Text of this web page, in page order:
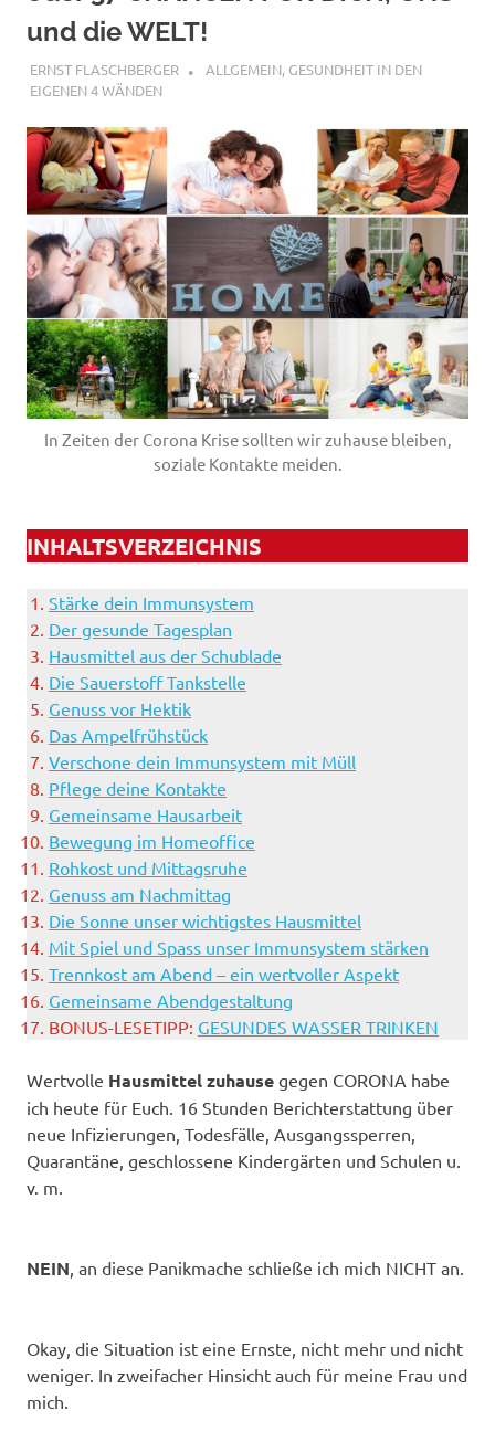
und die WELT!
27. MÄRZ 2020
ERNST FLASCHBERGER ALLGEMEIN, GESUNDHEIT IN DEN
EIGENEN 4 WÄNDEN
In Zeiten der Corona Krise sollten wir zuhause bleiben,
soziale Kontakte meiden.
INHALTSVERZEICHNIS
Stärke dein Immunsystem
Der gesunde Tagesplan
Hausmittel aus der Schublade
Die Sauerstoff Tankstelle
Genuss vor Hektik
Das Ampelfrühstück
Verschone dein Immunsystem mit Müll
Pflege deine Kontakte
Gemeinsame Hausarbeit
Bewegung im Homeoffice
Rohkost und Mittagsruhe
Genuss am Nachmittag
Die Sonne unser wichtigstes Hausmittel
Mit Spiel und Spass unser Immunsystem stärken
Trennkost am Abend – ein wertvoller Aspekt
Gemeinsame Abendgestaltung
BONUS-LESETIPP: GESUNDES WASSER TRINKEN
Wertvolle Hausmittel zuhause gegen CORONA habe
ich heute für Euch. 16 Stunden Berichterstattung über
neue Infizierungen, Todesfälle, Ausgangssperren,
Quarantäne, geschlossene Kindergärten und Schulen u.
v. m.
NEIN, an diese Panikmache schließe ich mich NICHT an.
Okay, die Situation ist eine Ernste, nicht mehr und nicht
weniger. In zweifacher Hinsicht auch für meine Frau und
mich.